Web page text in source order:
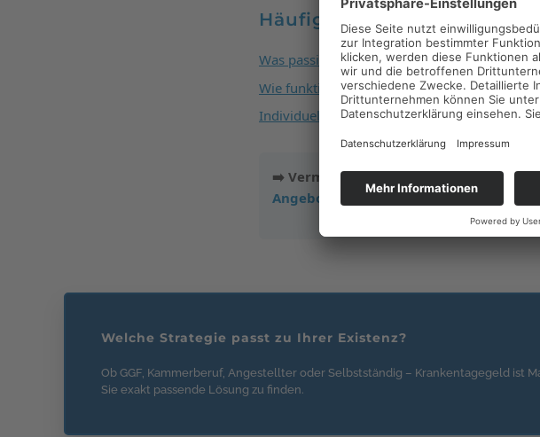
Häufige Folgefragen
Was passiert nach Ablauf der 78 Wochen?
Wie funktioniert der nahtlose Übergang zur
Individuelles Krankentagegeld-Angebot
➡️ Vermeiden Sie finanzielle Lücken
Angebot für ein Krankentagegeld mit
Welche Strategie passt zu Ihrer Existenz?
Ob GGF, Kammerberuf, Angestellter oder Selbstständig – Krankentagegeld ist
Sie exakt passende Lösung zu finden.